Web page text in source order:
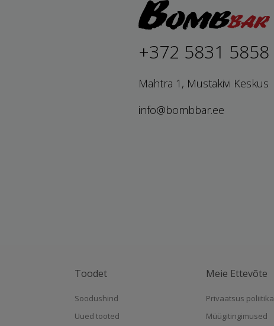
+372 5831 5858
Mahtra 1, Mustakivi Keskus
info@bombbar.ee
Toodet
Soodushind
Uued tooted
Meie Ettevõte
Privaatsus poliitika
Müügitingimused